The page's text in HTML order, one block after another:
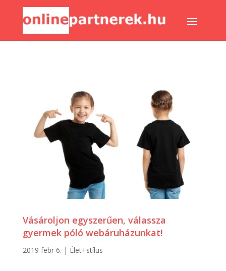
Vásároljon egyszerűen, válassza
gyermek póló webáruházunkat!
2019 febr 6. | Élet+stílus